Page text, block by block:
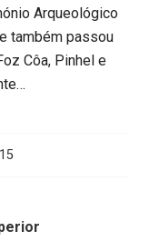
Arqueológico
também passou
Côa, Pinhel e